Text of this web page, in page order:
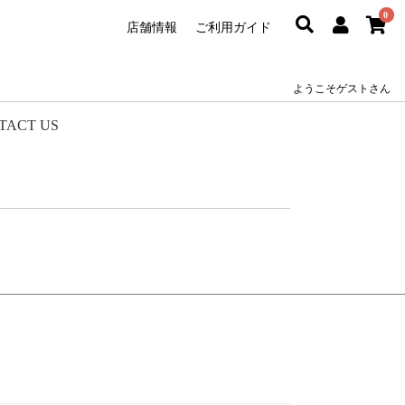
店舗情報 ご利用ガイド
0
ようこそゲストさん
US